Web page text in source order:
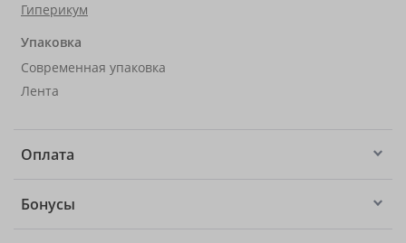
Гиперикум
Упаковка
Современная упаковка
Лента
Оплата
Бонусы